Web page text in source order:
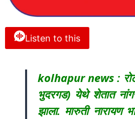
Listen to this
kolhapur news :
भुदरगड) येथे शेतात
झाला. मारुती